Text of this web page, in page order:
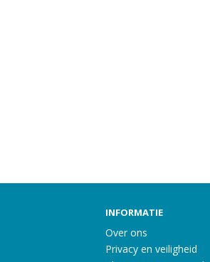
INFORMATIE
Over ons
Privacy en veiligheid